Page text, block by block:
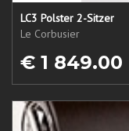
LC3 Polster 2-Sitzer
Le Corbusier
€ 1 849.00